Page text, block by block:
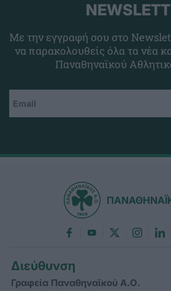
Με την εγγραφή σου στο
να παρακολουθείς όλα τα νέα
Παναθηναϊκού
Διεύθυνση
Γραφεία Παναθηναϊκού Α.Ο.